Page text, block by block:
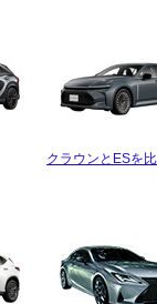
クラウンとESを